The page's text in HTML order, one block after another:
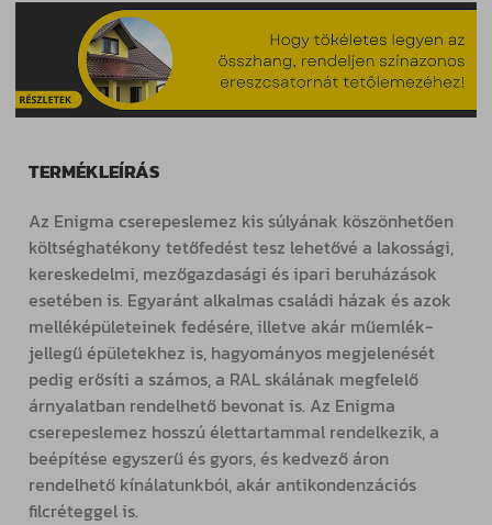
TERMÉKLEÍRÁS
Az Enigma cserepeslemez kis súlyának köszönhetően
költséghatékony tetőfedést tesz lehetővé a lakossági,
kereskedelmi, mezőgazdasági és ipari beruházások
esetében is. Egyaránt alkalmas családi házak és azok
melléképületeinek fedésére, illetve akár műemlék-
jellegű épületekhez is, hagyományos megjelenését
pedig erősíti a számos, a RAL skálának megfelelő
árnyalatban rendelhető bevonat is. Az Enigma
cserepeslemez hosszú élettartammal rendelkezik, a
beépítése egyszerű és gyors, és kedvező áron
rendelhető kínálatunkból, akár antikondenzációs
filcréteggel is.